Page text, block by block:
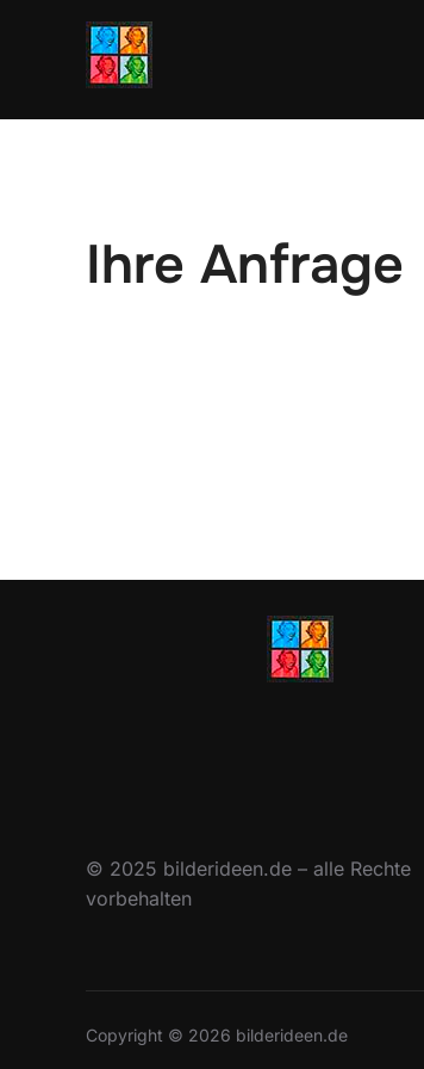
Ihre Anfrage
© 2025 bilderideen.de – alle Rechte
vorbehalten
Copyright © 2026 bilderideen.de